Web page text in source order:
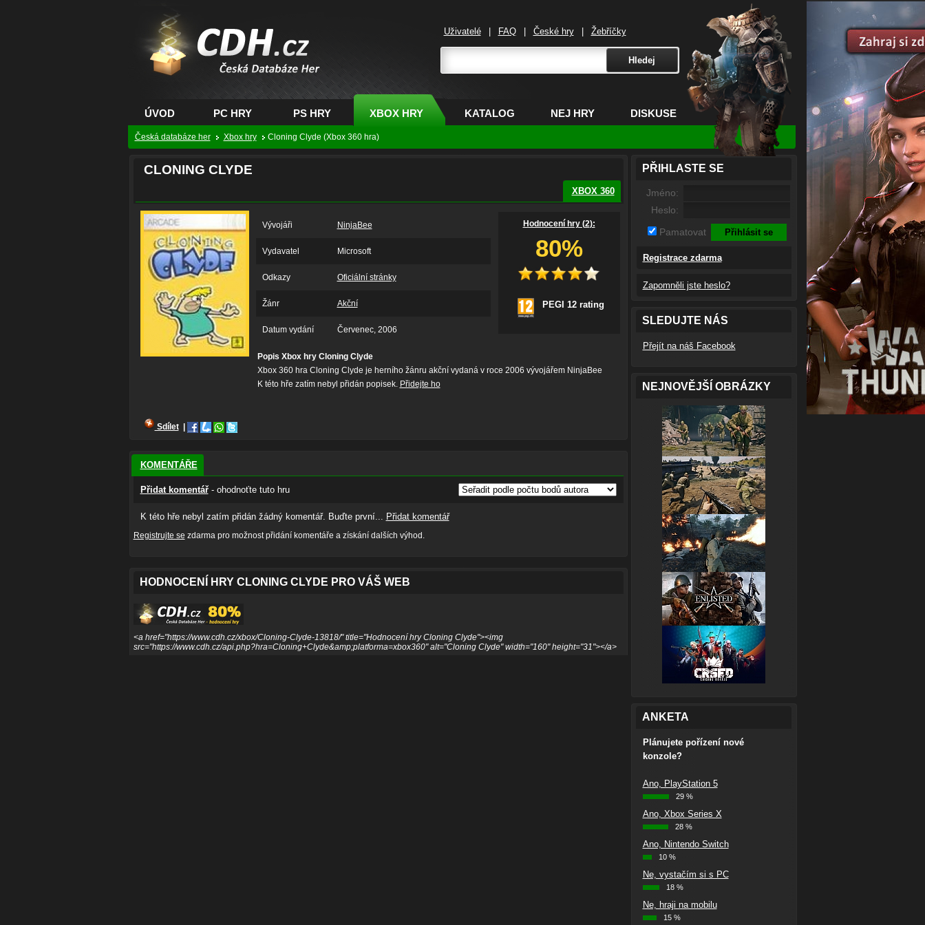
CDH.cz - hry na PC,
PS, XBOX - Česká
databáze her
Uživatelé FAQ České hry Žebříčky
ÚVOD PC HRY PS HRY XBOX HRY KATALOG NEJ HRY DISKUSE
Česká databáze her Xbox hry Cloning Clyde (Xbox 360 hra)
CLONING CLYDE
XBOX 360
Vývojáři NinjaBee
Vydavatel Microsoft
Odkazy Oficiální stránky
Žánr Akční
Datum vydání Červenec, 2006
Hodnocení hry (2):
80%
PEGI 12 rating
Popis Xbox hry Cloning Clyde
Xbox 360 hra Cloning Clyde je herního žánru akční vydaná v roce 2006 vývojářem NinjaBee
K této hře zatím nebyl přidán popisek. Přidejte ho
Sdílet
KOMENTÁŘE
Přidat komentář- ohodnoťte tuto hru
K této hře nebyl zatím přidán žádný komentář. Buďte první... Přidat komentář
Registrujte se zdarma pro možnost přidání komentáře a získání dalších výhod.
HODNOCENÍ HRY CLONING CLYDE PRO VÁŠ WEB
<a href="https://www.cdh.cz/xbox/Cloning-Clyde-13818/" title="Hodnocení hry Cloning Clyde"><img
src="https://www.cdh.cz/api.php?hra=Cloning+Clyde&amp;platforma=xbox360" alt="Cloning Clyde" width="160" height="31"></a>
PŘIHLASTE SE
Jméno:
Heslo:
Pamatovat
Registrace zdarma
Zapomněli jste heslo?
SLEDUJTE NÁS
Přejít na náš Facebook
NEJNOVĚJŠÍ OBRÁZKY
ANKETA
Plánujete pořízení nové
konzole?
Ano, PlayStation 5
29 %
Ano, Xbox Series X
28 %
Ano, Nintendo Switch
10 %
Ne, vystačím si s PC
18 %
Ne, hraji na mobilu
15 %